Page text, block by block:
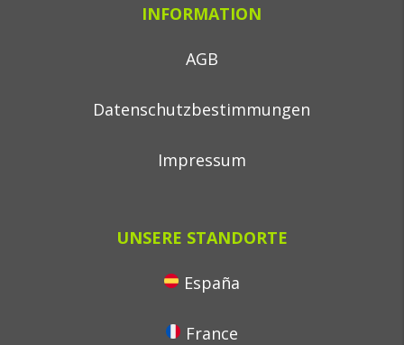
INFORMATION
AGB
Datenschutzbestimmungen
Impressum
UNSERE STANDORTE
España
France